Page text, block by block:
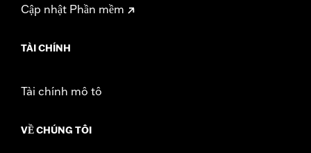
Cập nhật Phần mềm
TÀI CHÍNH
Tài chính mô tô
VỀ CHÚNG TÔI